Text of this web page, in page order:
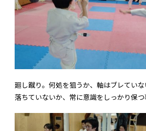
廻し蹴り。何処を狙うか、軸はブレてい
落ちていないか、常に意識をしっかり保つ